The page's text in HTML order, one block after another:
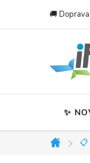
🚚
✨
Domů
📋